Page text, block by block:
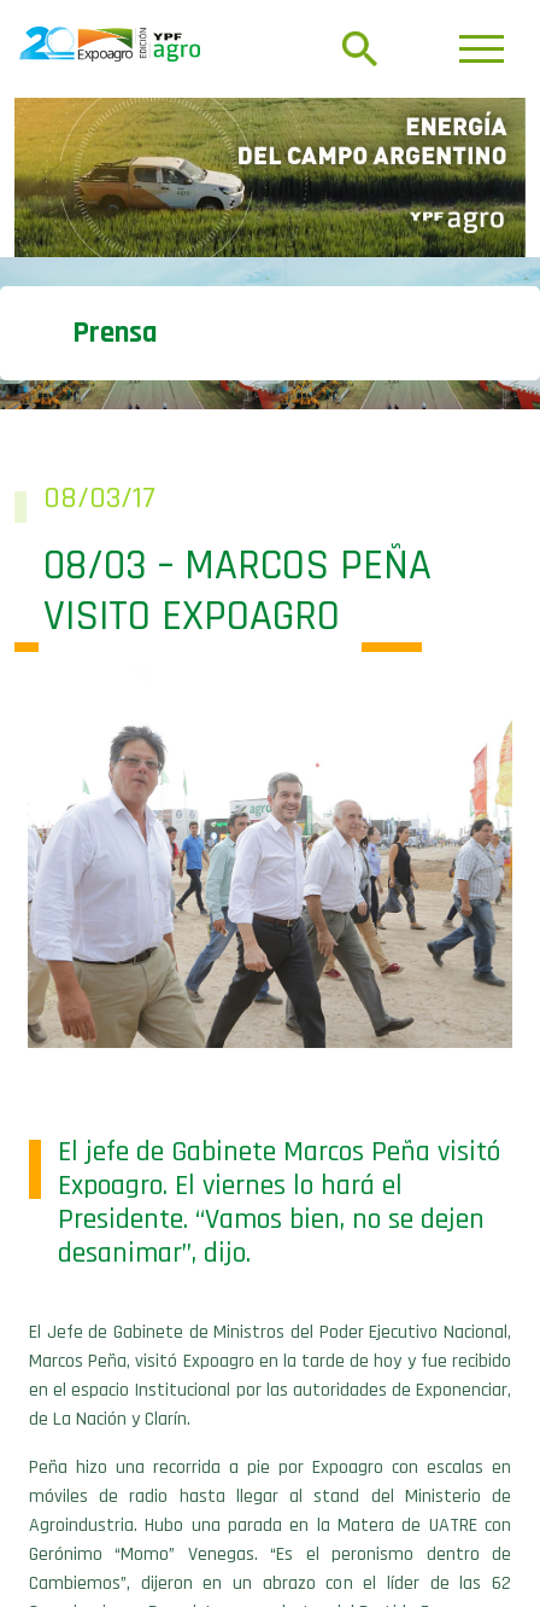
Prensa
VISITO EXPOAGRO
Expoagro. El viernes lo hará el
Presidente. “Vamos bien, no se dejen
desanimar”, dijo.
Marcos Peña, visitó Expoagro en la tarde de hoy y fue recibido
en el espacio Institucional por las autoridades de Exponenciar,
de La Nación y Clarín.
Peña hizo una recorrida a pie por Expoagro con escalas en
móviles de radio hasta llegar al stand del Ministerio de
Agroindustria. Hubo una parada en la Matera de UATRE con
Gerónimo “Momo” Venegas. “Es el peronismo dentro de
Cambiemos”, dijeron en un abrazo con el líder de las 62
Organizaciones Peronistas y conductor del Partido Fe.